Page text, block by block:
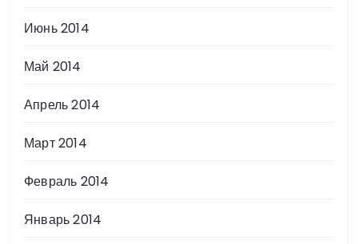
Июнь 2014
Май 2014
Апрель 2014
Март 2014
Февраль 2014
Январь 2014